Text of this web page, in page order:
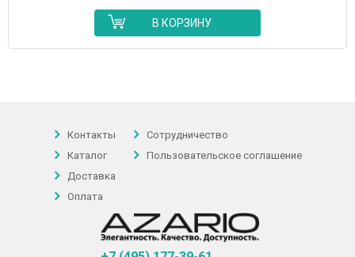
В КОРЗИНУ
Контакты
Каталог
Доставка
Оплата
Сотрудничество
Пользовательское соглашение